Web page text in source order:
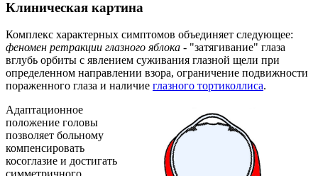
Клиническая картина
Комплекс характерных симптомов объединяет следующее:
феномен ретракции глазного яблока - "затягивание" глаза
вглубь орбиты с явлением суживания глазной щели при
определенном направлении взора, ограничение подвижности
пораженного глаза и наличие глазного тортиколлиса.
Адаптационное
положение головы
позволяет больному
компенсировать
косоглазие и достигать